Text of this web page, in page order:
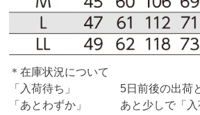
＊在庫状況について
「入荷待ち」 5日前後の出荷と
「あとわずか」 あと少しで「入